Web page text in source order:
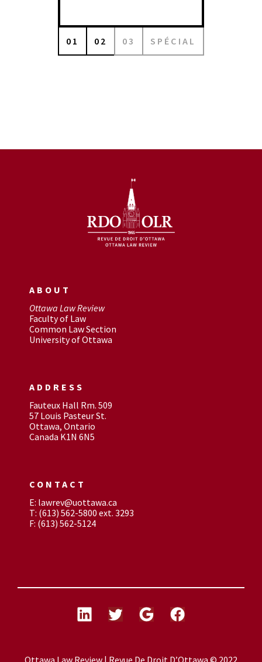
01 02 03 SPÉCIAL
ABOUT
Ottawa Law Review
Faculty of Law
Common Law Section
University of Ottawa
ADDRESS
Fauteux Hall Rm. 509
57 Louis Pasteur St.
Ottawa, Ontario
Canada K1N 6N5
CONTACT
E: lawrev@uottawa.ca
T: (613) 562-5800 ext. 3293
F: (613) 562-5124
Ottawa Law Review | Revue De Droit D’Ottawa © 2022